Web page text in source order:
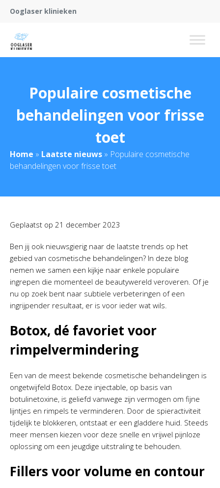
Ooglaser klinieken
Populaire cosmetische
behandelingen voor frisse
toet
Home » Laatste nieuws » Populaire cosmetische
behandelingen voor frisse toet
Geplaatst op 21 december 2023
Ben jij ook nieuwsgierig naar de laatste trends op het
gebied van cosmetische behandelingen? In deze blog
nemen we samen een kijkje naar enkele populaire
ingrepen die momenteel de beautywereld veroveren. Of je
nu op zoek bent naar subtiele verbeteringen of een
ingrijpender resultaat, er is voor ieder wat wils.
Botox, dé favoriet voor
rimpelvermindering
Een van de meest bekende cosmetische behandelingen is
ongetwijfeld Botox. Deze injectable, op basis van
botulinetoxine, is geliefd vanwege zijn vermogen om fijne
lijntjes en rimpels te verminderen. Door de spieractiviteit
tijdelijk te blokkeren, ontstaat er een gladdere huid. Steeds
meer mensen kiezen voor deze snelle en vrijwel pijnloze
oplossing om een jeugdige uitstraling te behouden.
Fillers voor volume en contour